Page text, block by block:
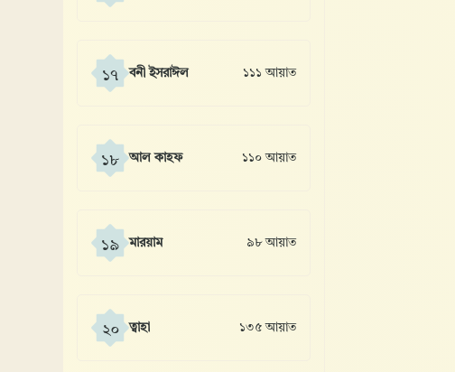
১৭ বনী ইসরাঈল ১১১ আয়াত
১৮ আল কাহফ ১১০ আয়াত
১৯ মারয়াম ৯৮ আয়াত
২০ ত্বাহা ১৩৫ আয়াত